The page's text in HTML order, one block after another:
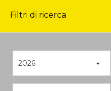
Filtri di ricerca
2026